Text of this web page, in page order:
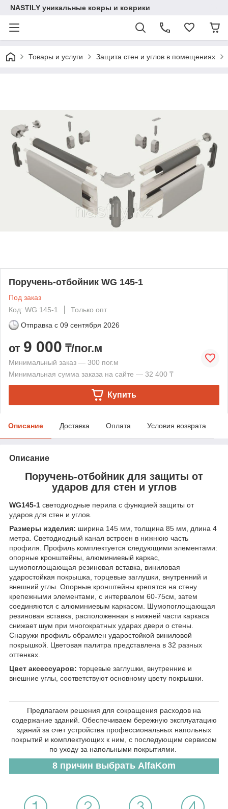
NASTILY уникальные ковры и коврики
Товары и услуги Защита стен и углов в помещениях
Поручень-отбойник WG 145-1
Под заказ
Код: WG 145-1
Только опт
Отправка с 09 сентября 2026
от 9 000 ₸/пог.м
Минимальный заказ — 300 пог.м
Минимальная сумма заказа на сайте — 32 400 ₸
Купить
Описание Доставка Оплата Условия возврата
Описание
Поручень-отбойник для защиты от
ударов для стен и углов
WG145-1 светодиодные перила с функцией защиты от
ударов для стен и углов.
Размеры изделия: ширина 145 мм, толщина 85 мм, длина 4
метра. Светодиодный канал встроен в нижнюю часть
профиля. Профиль комплектуется следующими элементами:
опорные кронштейны, алюминиевый каркас,
шумопоглощающая резиновая вставка, виниловая
ударостойкая покрышка, торцевые заглушки, внутренний и
внешний углы. Опорные кронштейны крепятся на стену
крепежными элементами, с интервалом 60-75см, затем
соединяются с алюминиевым каркасом. Шумопоглощающая
резиновая вставка, расположенная в нижней части каркаса
снижает шум при многократных ударах двери о стены.
Снаружи профиль обрамлен ударостойкой виниловой
покрышкой. Цветовая палитра представлена в 32 разных
оттенках.
Цвет аксессуаров: торцевые заглушки, внутренние и
внешние углы, соответствуют основному цвету покрышки.
Предлагаем решения для сокращения расходов на
содержание зданий. Обеспечиваем бережную эксплуатацию
зданий за счет устройства профессиональных напольных
покрытий и комплектующих к ним, с последующим сервисом
по уходу за напольными покрытиями.
8 причин выбрать AlfaKom